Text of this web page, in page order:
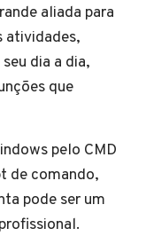
aliada para
atividades,
dia a dia,
que
pelo CMD
de comando,
pode ser um